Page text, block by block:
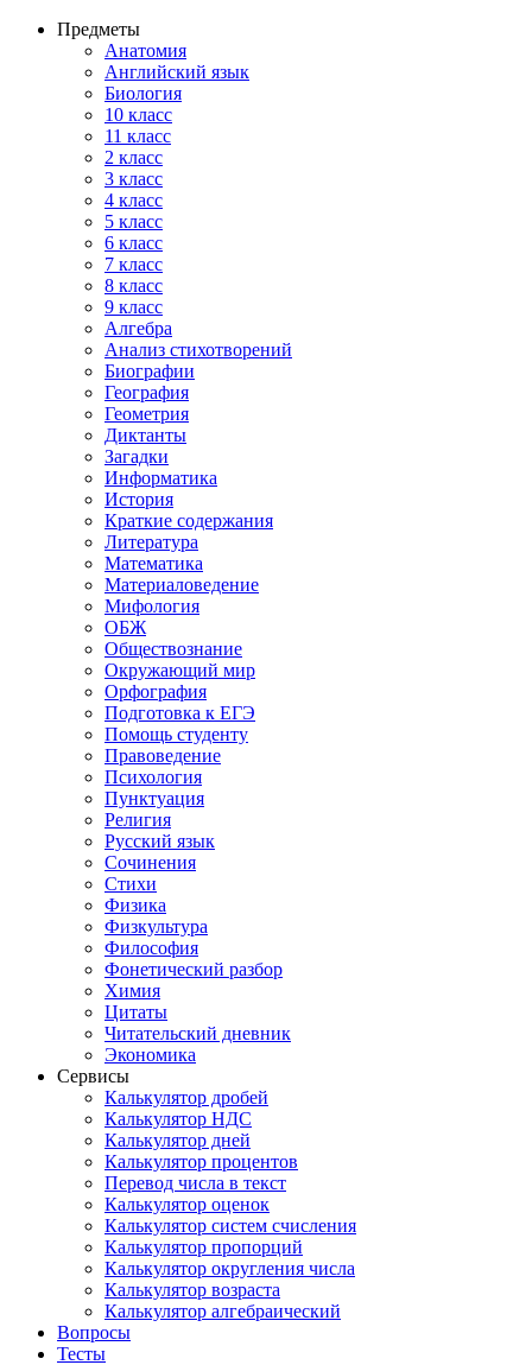
Предметы
Анатомия
Английский язык
Биология
10 класс
11 класс
2 класс
3 класс
4 класс
5 класс
6 класс
7 класс
8 класс
9 класс
Алгебра
Анализ стихотворений
Биографии
География
Геометрия
Диктанты
Загадки
Информатика
История
Краткие содержания
Литература
Математика
Материаловедение
Мифология
ОБЖ
Обществознание
Окружающий мир
Орфография
Подготовка к ЕГЭ
Помощь студенту
Правоведение
Психология
Пунктуация
Религия
Русский язык
Сочинения
Стихи
Физика
Физкультура
Философия
Фонетический разбор
Химия
Цитаты
Читательский дневник
Экономика
Сервисы
Калькулятор дробей
Калькулятор НДС
Калькулятор дней
Калькулятор процентов
Перевод числа в текст
Калькулятор оценок
Калькулятор систем счисления
Калькулятор пропорций
Калькулятор округления числа
Калькулятор возраста
Калькулятор алгебраический
Вопросы
Тесты